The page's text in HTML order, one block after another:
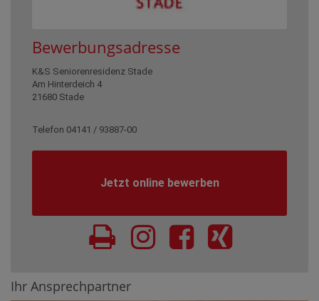
Bewerbungsadresse
K&S Seniorenresidenz Stade
Am Hinterdeich 4
21680 Stade
Telefon 04141 / 93887-00
Jetzt online bewerben
Ihr Ansprechpartner